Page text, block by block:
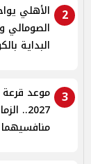
2
الأهلي
الصومالي
البداية
3
2027..
منافسيهما